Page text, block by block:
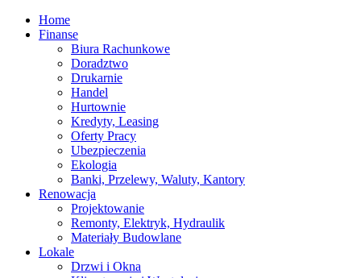
Home
Finanse
Biura Rachunkowe
Doradztwo
Drukarnie
Handel
Hurtownie
Kredyty, Leasing
Oferty Pracy
Ubezpieczenia
Ekologia
Banki, Przelewy, Waluty, Kantory
Renowacja
Projektowanie
Remonty, Elektryk, Hydraulik
Materiały Budowlane
Lokale
Drzwi i Okna